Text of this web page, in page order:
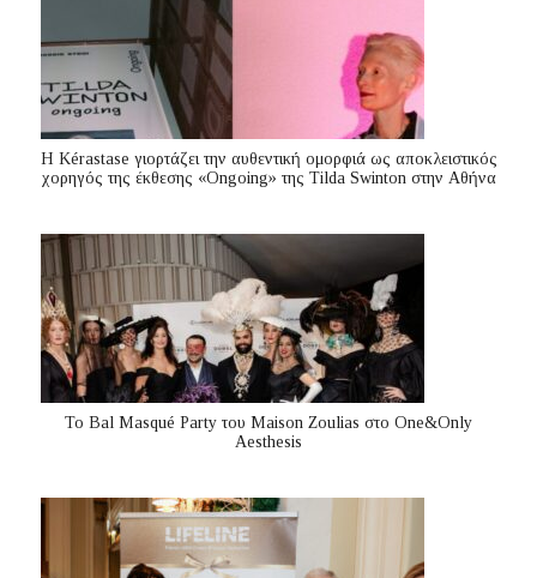
Η Kérastase γιορτάζει την αυθεντική ομορφιά ως αποκλειστικός
χορηγός της έκθεσης «Ongoing» της Tilda Swinton στην Αθήνα
Το Bal Masqué Party του Maison Zoulias στο One&Only
Aesthesis